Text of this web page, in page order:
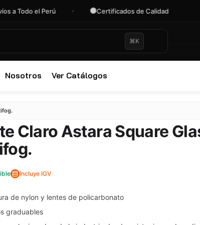
el Perú Certificados de Calidad
⌘K
Nosotros Ver Catálogos
Claro Astara Square
Incluye IGV
de nylon y lentes de policarbonato
graduables